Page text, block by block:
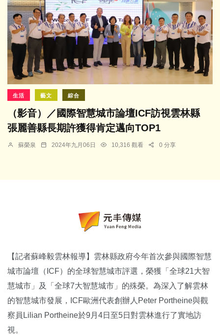
生活 藝文 綜合
（影音）／國際智慧城市論壇ICF訪視雲林縣
張麗善縣長期許獲得肯定邁向TOP1
蘇榮泉 2024年九月06日 10,316 觀看 0 分享
【記者蘇峰毅雲林報導】雲林縣政府今年首次參與國際智慧
城市論壇（ICF）的全球智慧城市評選，榮獲「全球21大智
慧城市」及「全球7大智慧城市」的殊榮。為深入了解雲林
的智慧城市發展，ICF歐洲代表創辦人Peter Portheine與觀
察員Lilian Portheine於9月4日至5日對雲林進行了實地訪
視。